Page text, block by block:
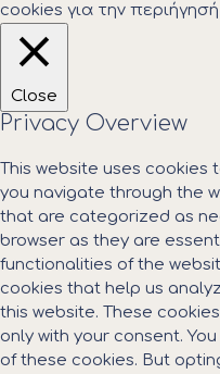
cookies για την
Close
Privacy Overview
This website uses cookies
you navigate through the
that are categorized as
browser as they are
functionalities of the
cookies that help us
this website. These
only with your consent.
of these cookies. But